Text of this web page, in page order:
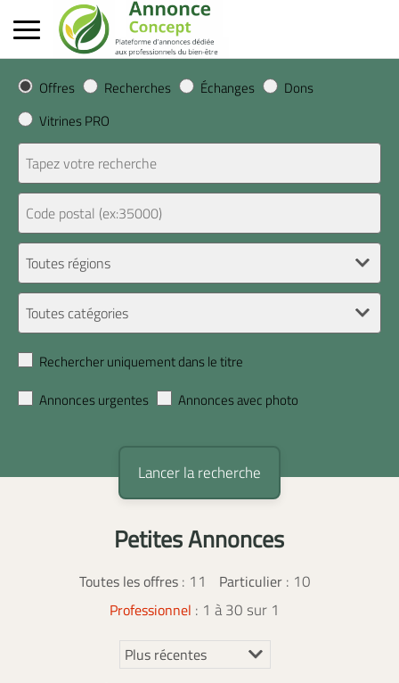
Offres Recherches Échanges
Dons
Vitrines PRO
Rechercher uniquement dans le titre
Annonces urgentes
Annonces avec photo
Petites Annonces
Toutes les offres: 11 Particulier: 10
Professionnel : 1 à 30 sur 1